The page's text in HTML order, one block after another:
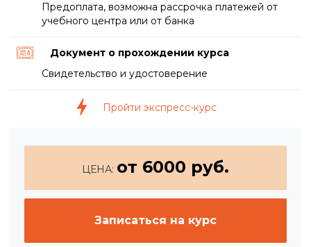
Предоплата, возможна рассрочка платежей от
учебного центра или от банка
Документ о прохождении курса
Свидетельство и удостоверение
Пройти экспресс-курс
ЦЕНА: от 6000 руб.
Записаться на курс